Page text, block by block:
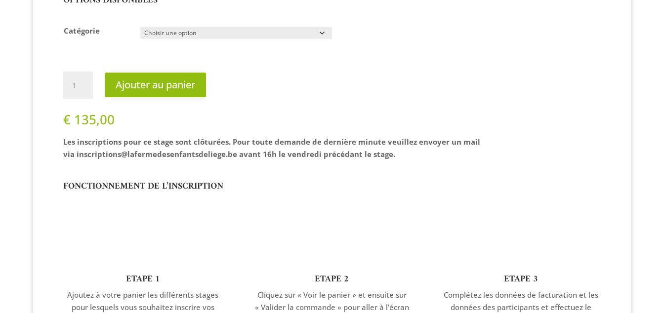
Catégorie
Ajouter au panier
€135,00
Les inscriptions pour ce stage sont clôturées. Pour toute demande de dernière minute veuillez envoyer un mail
via inscriptions@lafermedesenfantsdeliege.beavant 16h le vendredi précédant le stage.
FONCTIONNEMENT DE L’INSCRIPTION
ETAPE 1
Ajoutez à votre panier les différents stages
pour lesquels vous souhaitez inscrire vos
ETAPE 2
Cliquez sur « Voir le panier » et ensuite sur
« Valider la commande » pour aller à l’écran
ETAPE 3
Complétez les données de facturation et les
données des participants et effectuez le